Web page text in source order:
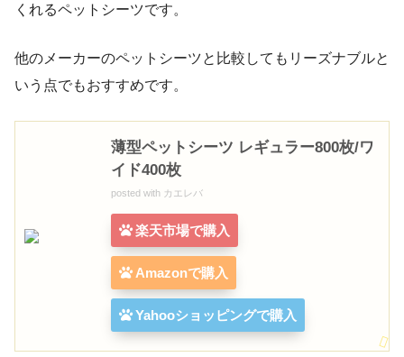
くれるペットシーツです。
他のメーカーのペットシーツと比較してもリーズナブルと
いう点でもおすすめです。
薄型ペットシーツ レギュラー800枚/ワ
イド400枚
posted with カエレバ
楽天市場で購入
Amazonで購入
Yahooショッピングで購入